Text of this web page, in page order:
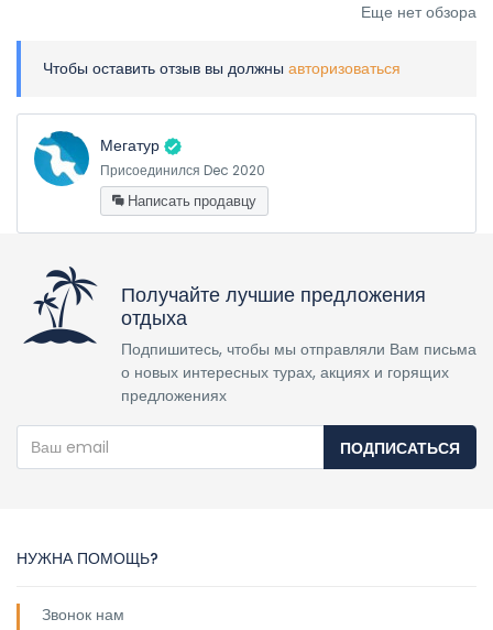
Еще нет обзора
Чтобы оставить отзыв вы должны авторизоваться
Мегатур
Присоединился Dec 2020
Написать продавцу
Получайте лучшие предложения
отдыха
Подпишитесь, чтобы мы отправляли Вам письма
о новых интересных турах, акциях и горящих
предложениях
ПОДПИСАТЬСЯ
НУЖНА ПОМОЩЬ?
Звонок нам